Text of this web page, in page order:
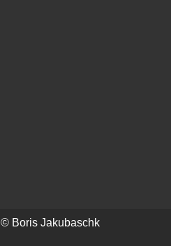
© Boris Jakubaschk